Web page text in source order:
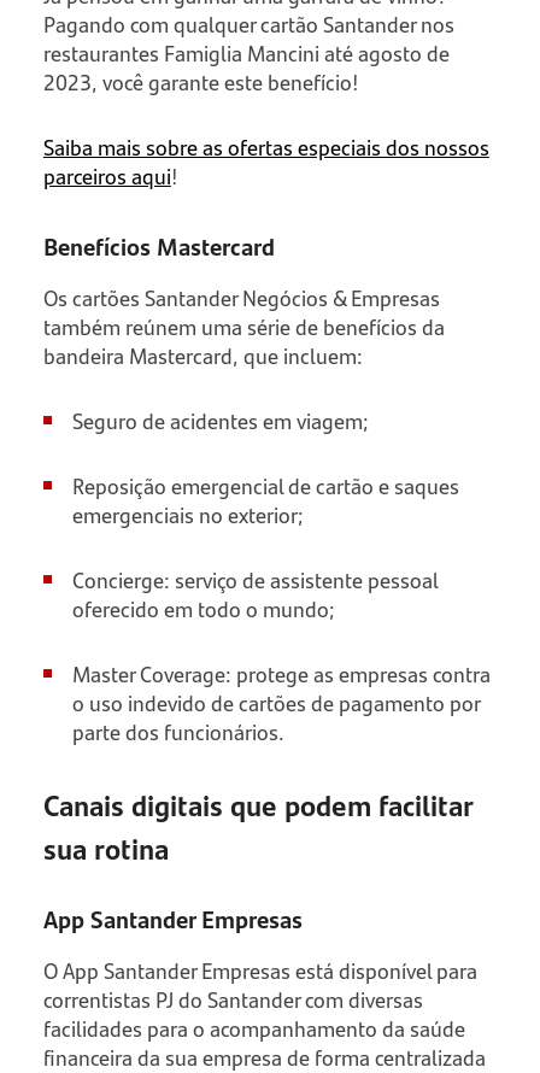
Pagando com qualquer cartão Santander nos
restaurantes Famiglia Mancini até agosto de
2023, você garante este benefício!
Saiba mais sobre as ofertas especiais dos nossos
parceiros aqui!
Benefícios Mastercard
Os cartões Santander Negócios & Empresas
também reúnem uma série de benefícios da
bandeira Mastercard, que incluem:
Seguro de acidentes em viagem;
Reposição emergencial de cartão e saques
emergenciais no exterior;
Concierge: serviço de assistente pessoal
oferecido em todo o mundo;
Master Coverage: protege as empresas contra
o uso indevido de cartões de pagamento por
parte dos funcionários.
Canais digitais que podem facilitar
sua rotina
App Santander Empresas
O App Santander Empresas está disponível para
correntistas PJ do Santander com diversas
facilidades para o acompanhamento da saúde
financeira da sua empresa de forma centralizada